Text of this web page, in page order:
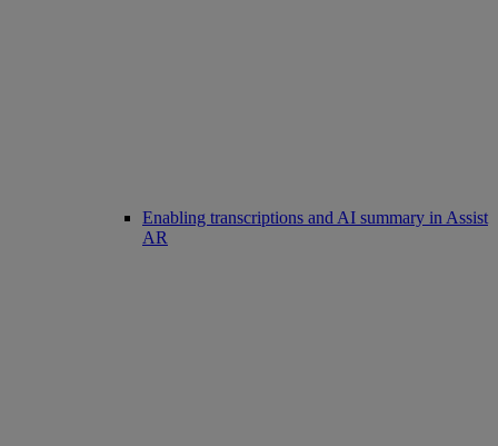
Enabling transcriptions and AI summary in Assist
AR